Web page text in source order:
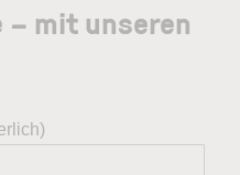
– mit unseren